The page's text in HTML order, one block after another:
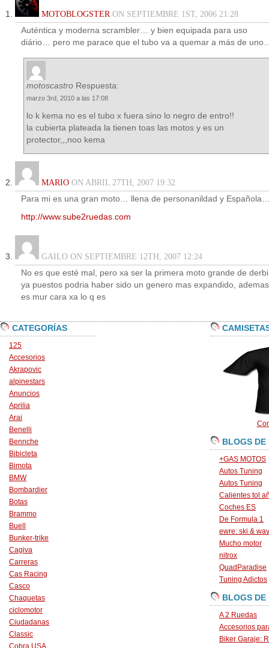
MOTOBLOGSTERON SEPTIEMBRE 1ST, 2006 21:28
Auténtica y moderna scrambler… y bien equipada para uso
diário… pero me parace que el tubo va a quemar a más de
motoscastro Respuesta:
marzo 3rd, 2010 a las 17:08
lo k kema no es el tubo x fuera sino lo negro de entro!!
la cubierta plateada la tienen toas las motos y es un
protector,,,noo kema
MARIO ON ABRIL 27TH, 2007 19:32
Para mi es una gran moto… llena de personanildad y
http://www.sube2ruedas.com
GAILO ON SEPTIEMBRE 12TH, 2007 12:24
No es que esté mal, pero xa ser la primera moto grande de
ya puestos podria haber sido un genero mas expandido, ademas
es mur cara xa lo q es
CATEGORÍAS
125
Accesorios
Akrapovic
alpinestars
Anuncios
Aprilia
Arai
Benelli
Bennche
Bibicleta
Bimota
BMW
Bombardier
Botas
Brammo
Buell
Bunker-trike
Cagiva
Carreras
Cas Racing
Casco
Chaquetas
ciclomotor
Ciudadanas
Classic
Cobra USA
BLOGS DE
+GAS MOTOS
Autos Tuning
Autos Tuning
Calientes tol
Coches ES
De Formula 1
ewre: ski &
Mucho motor
nitrox
QuadParadise
Tuning Adictos
BLOGS DE
A 2 Ruedas
Accesorios
Biker Garaje: